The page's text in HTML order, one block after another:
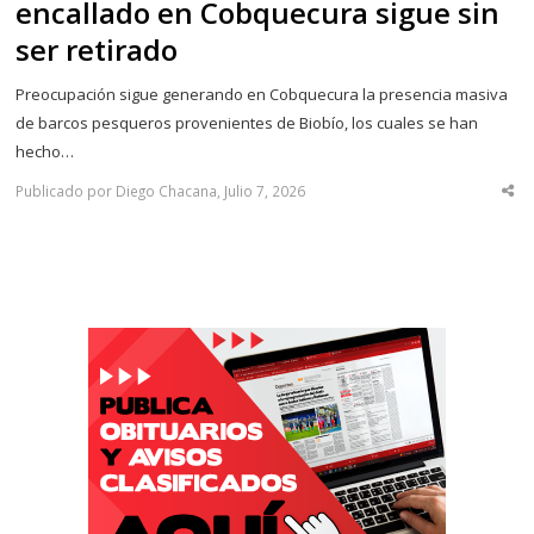
encallado en Cobquecura sigue sin
ser retirado
Preocupación sigue generando en Cobquecura la presencia masiva
de barcos pesqueros provenientes de Biobío, los cuales se han
hecho…
Publicado por Diego Chacana, Julio 7, 2026